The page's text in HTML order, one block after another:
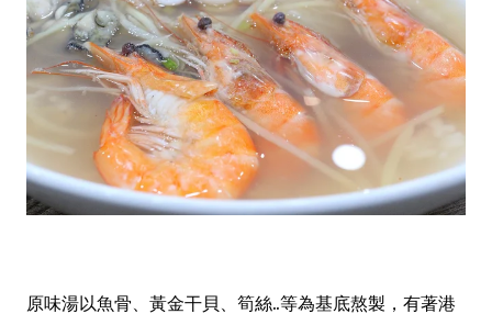
原味湯以魚骨、黃金干貝、筍絲..等為基底熬製，有著港